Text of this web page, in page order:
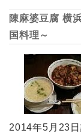
陳麻婆豆腐 横
国料理～
2014年5月23